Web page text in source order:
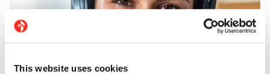
This website uses cookies